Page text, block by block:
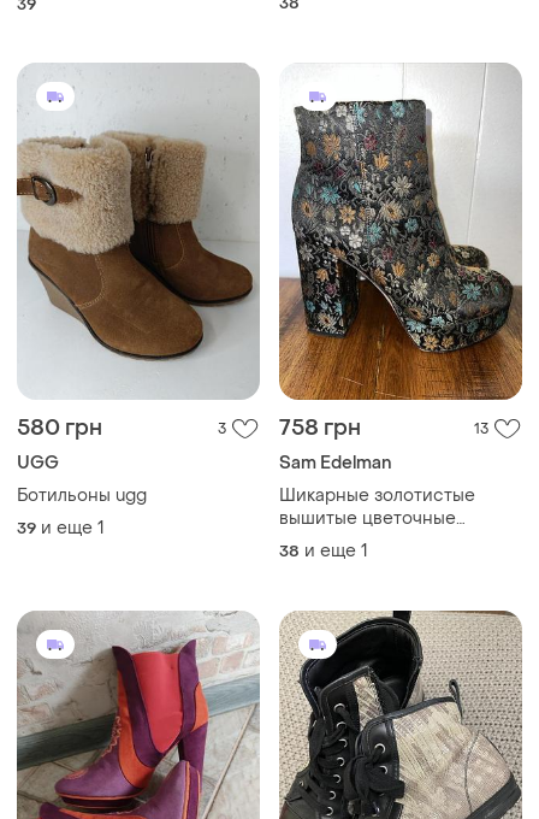
39
580 грн 3
UGG
Ботильоны ugg
39 и еще 1
758 грн 13
Sam Edelman
Шикарные золотистые
вышитые цветочные
ботильоны на толстом
каблуке и платформе sam
38 и еще 1